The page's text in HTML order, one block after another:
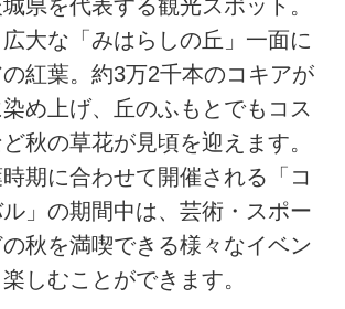
県を代表する観光スポット。
大な「みはらしの丘」一面に
紅葉。約3万2千本のコキアが
め上げ、丘のふもとでもコス
秋の草花が見頃を迎えます。
期に合わせて開催される「コ
」の期間中は、芸術・スポー
秋を満喫できる様々なイベン
しむことができます。